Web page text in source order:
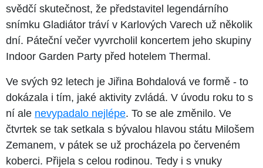
svědčí skutečnost, že představitel legendárního
snímku Gladiátor tráví v Karlových Varech už několik
dní. Páteční večer vyvrcholil koncertem jeho skupiny
Indoor Garden Party před hotelem Thermal.
Ve svých 92 letech je Jiřina Bohdalová ve formě - to
dokázala i tím, jaké aktivity zvládá. V úvodu roku to s
ní ale nevypadalo nejlépe. To se ale změnilo. Ve
čtvrtek se tak setkala s bývalou hlavou státu Milošem
Zemanem, v pátek se už procházela po červeném
koberci. Přijela s celou rodinou. Tedy i s vnuky